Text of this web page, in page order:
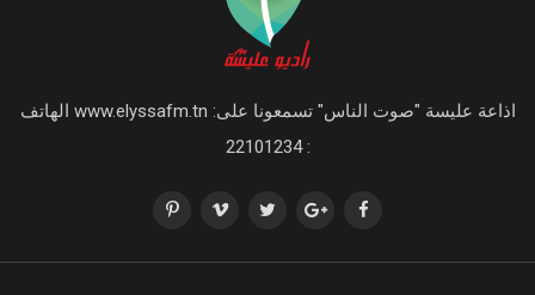
اذاعة عليسة "صوت الناس" تسمعونا على: www.elyssafm.tn الهاتف
: 22101234